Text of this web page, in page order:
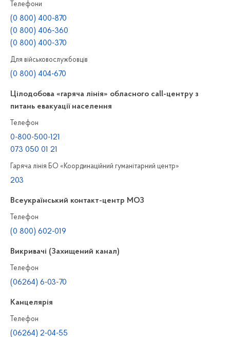
Телефони
(0 800) 400-870
(0 800) 406-360
(0 800) 400-370
Для військовослужбовців
(0 800) 404-670
Цілодобова «гаряча лінія» обласного call-центру з
питань евакуації населення
Телефон
0-800-500-121
073 050 01 21
Гаряча лінія БО «Координаційний гуманітарний центр»
203
Всеукраїнський контакт-центр МОЗ
Телефон
(0 800) 602-019
Викривачі (Захищений канал)
Телефон
(06264) 6-03-70
Канцелярiя
Телефон
(06264) 2-04-55